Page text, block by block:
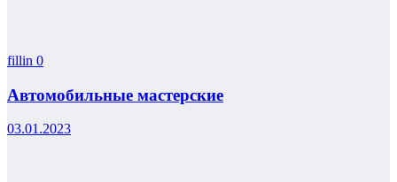
fillin 0
Автомобильные мастерские
03.01.2023